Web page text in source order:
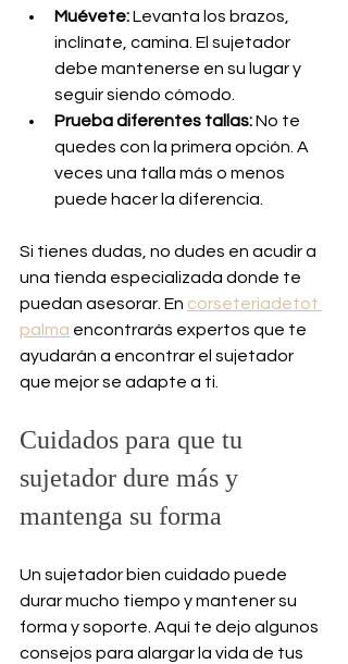
Muévete: Levanta los brazos,
inclínate, camina. El sujetador
debe mantenerse en su lugar y
seguir siendo cómodo.
Prueba diferentes tallas: No te
quedes con la primera opción. A
veces una talla más o menos
puede hacer la diferencia.
Si tienes dudas, no dudes en acudir a
una tienda especializada donde te
puedan asesorar. En corseteriadetot
palma encontrarás expertos que te
ayudarán a encontrar el sujetador
que mejor se adapte a ti.
Cuidados para que tu
sujetador dure más y
mantenga su forma
Un sujetador bien cuidado puede
durar mucho tiempo y mantener su
forma y soporte. Aquí te dejo algunos
consejos para alargar la vida de tus